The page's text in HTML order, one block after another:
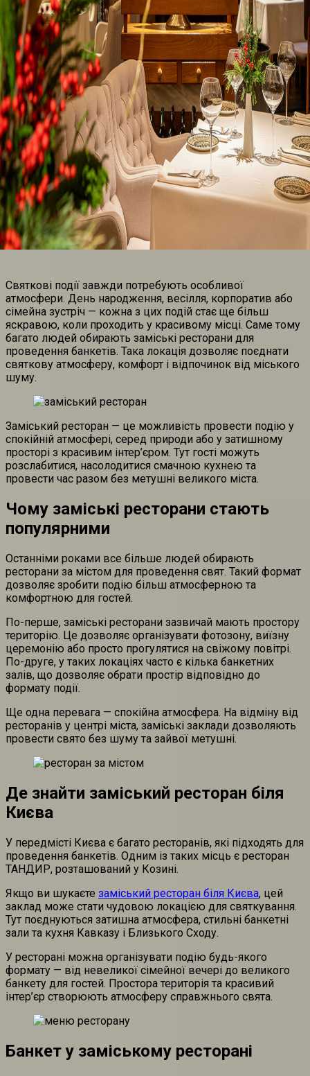
Святкові події завжди потребують особливої
атмосфери. День народження, весілля, корпоратив або
сімейна зустріч — кожна з цих подій стає ще більш
яскравою, коли проходить у красивому місці. Саме тому
багато людей обирають заміські ресторани для
проведення банкетів. Така локація дозволяє поєднати
святкову атмосферу, комфорт і відпочинок від міського
шуму.
Заміський ресторан — це можливість провести подію у
спокійній атмосфері, серед природи або у затишному
просторі з красивим інтер’єром. Тут гості можуть
розслабитися, насолодитися смачною кухнею та
провести час разом без метушні великого міста.
Чому заміські ресторани стають
популярними
Останніми роками все більше людей обирають
ресторани за містом для проведення свят. Такий формат
дозволяє зробити подію більш атмосферною та
комфортною для гостей.
По-перше, заміські ресторани зазвичай мають простору
територію. Це дозволяє організувати фотозону, виїзну
церемонію або просто прогулятися на свіжому повітрі.
По-друге, у таких локаціях часто є кілька банкетних
залів, що дозволяє обрати простір відповідно до
формату події.
Ще одна перевага — спокійна атмосфера. На відміну від
ресторанів у центрі міста, заміські заклади дозволяють
провести свято без шуму та зайвої метушні.
Де знайти заміський ресторан біля
Києва
У передмісті Києва є багато ресторанів, які підходять для
проведення банкетів. Одним із таких місць є ресторан
ТАНДИР, розташований у Козині.
Якщо ви шукаєте заміський ресторан біля Києва, цей
заклад може стати чудовою локацією для святкування.
Тут поєднуються затишна атмосфера, стильні банкетні
зали та кухня Кавказу і Близького Сходу.
У ресторані можна організувати подію будь-якого
формату — від невеликої сімейної вечері до великого
банкету для гостей. Простора територія та красивий
інтер’єр створюють атмосферу справжнього свята.
Банкет у заміському ресторані